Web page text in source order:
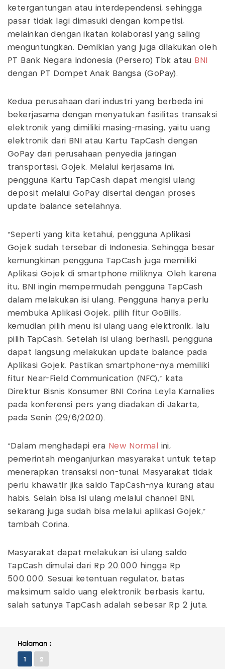
ketergantungan atau interdependensi, sehingga
pasar tidak lagi dimasuki dengan kompetisi,
melainkan dengan ikatan kolaborasi yang saling
menguntungkan. Demikian yang juga dilakukan oleh
PT Bank Negara Indonesia (Persero) Tbk atau BNI
dengan PT Dompet Anak Bangsa (GoPay).
Kedua perusahaan dari industri yang berbeda ini
bekerjasama dengan menyatukan fasilitas transaksi
elektronik yang dimiliki masing-masing, yaitu uang
elektronik dari BNI atau Kartu TapCash dengan
GoPay dari perusahaan penyedia jaringan
transportasi, Gojek. Melalui kerjasama ini,
pengguna Kartu TapCash dapat mengisi ulang
deposit melalui GoPay disertai dengan proses
update balance setelahnya.
“Seperti yang kita ketahui, pengguna Aplikasi
Gojek sudah tersebar di Indonesia. Sehingga besar
kemungkinan pengguna TapCash juga memiliki
Aplikasi Gojek di smartphone miliknya. Oleh karena
itu, BNI ingin mempermudah pengguna TapCash
dalam melakukan isi ulang. Pengguna hanya perlu
membuka Aplikasi Gojek, pilih fitur GoBills,
kemudian pilih menu isi ulang uang elektronik, lalu
pilih TapCash. Setelah isi ulang berhasil, pengguna
dapat langsung melakukan update balance pada
Aplikasi Gojek. Pastikan smartphone-nya memiliki
fitur Near-Field Communication (NFC),” kata
Direktur Bisnis Konsumer BNI Corina Leyla Karnalies
pada konferensi pers yang diadakan di Jakarta,
pada Senin (29/6/2020).
“Dalam menghadapi era New Normal
ini,
pemerintah menganjurkan masyarakat untuk tetap
menerapkan transaksi non-tunai. Masyarakat tidak
perlu khawatir jika saldo TapCash-nya kurang atau
habis. Selain bisa isi ulang melalui channel BNI,
sekarang juga sudah bisa melalui aplikasi Gojek,”
tambah Corina.
Masyarakat dapat melakukan isi ulang saldo
TapCash dimulai dari Rp 20.000 hingga Rp
500.000. Sesuai ketentuan regulator, batas
maksimum saldo uang elektronik berbasis kartu,
salah satunya TapCash adalah sebesar Rp 2 juta.
Halaman :
1 2